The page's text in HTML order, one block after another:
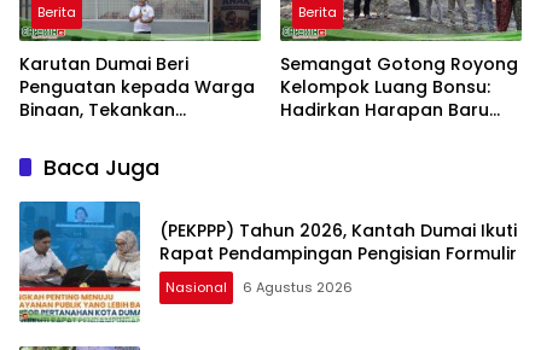
Berita
Karutan Dumai Beri
Penguatan kepada Warga
Binaan, Tekankan
Berita
Semangat Gotong Royong
Kelompok Luang Bonsu:
Hadirkan Harapan Baru
Baca Juga
(PEKPPP) Tahun 2026, Kantah Dumai Ikuti
Rapat Pendampingan Pengisian Formulir
Nasional 6 Agustus 2026